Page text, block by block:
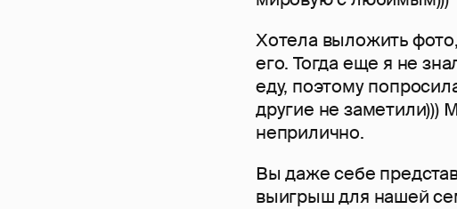
Хотела выложить
его. Тогда еще я не
еду, поэтому
другие не заметили)))
неприлично.
Вы даже себе
выигрыш для нашей